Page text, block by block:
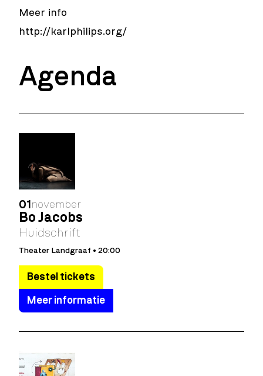
Meer info
http://karlphilips.org/
Agenda
01 november
Bo Jacobs
Huidschrift
Theater Landgraaf • 20:00
Bestel tickets
Meer informatie